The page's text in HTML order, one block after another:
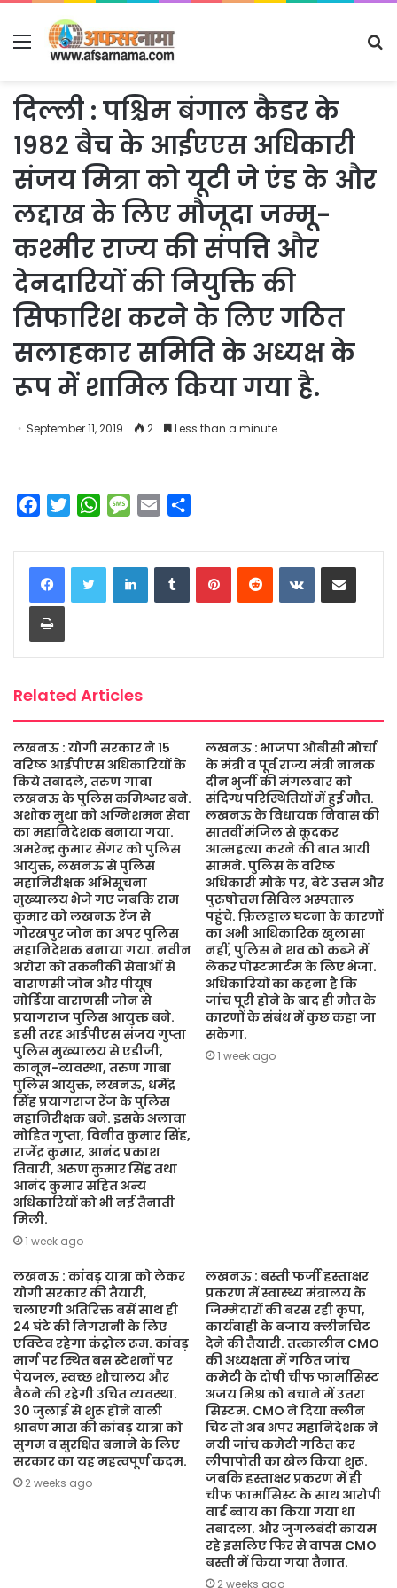
Menu
दिल्ली : पश्चिम बंगाल कैडर के
1982 बैच के आईएएस अधिकारी
संजय मित्रा को यूटी जे एंड के और
लद्दाख के लिए मौजूदा जम्मू-
कश्मीर राज्य की संपत्ति और
देनदारियों की नियुक्ति की
सिफारिश करने के लिए गठित
सलाहकार समिति के अध्यक्ष के
रूप में शामिल किया गया है.
September 11, 2019 2 Less than a minute
c
e
b
o
o
i
t
t
W
a
t
s
M
s
s
a
a
i
a
r
e
LinkedInTumblrPinterestReddit VKontakteShare via Email
Print
Related Articles
लखनऊ : योगी सरकार ने 15
वरिष्ठ आईपीएस अधिकारियों के
किये तबादले, तरुण गाबा
लखनऊ के पुलिस कमिश्नर बने.
अशोक मुथा को अग्निशमन सेवा
का महानिदेशक बनाया गया.
अमरेन्द्र कुमार सेंगर को पुलिस
आयुक्त, लखनऊ से पुलिस
महानिरीक्षक अभिसूचना
मुख्यालय भेजे गए जबकि राम
कुमार को लखनऊ रेंज से
गोरखपुर जोन का अपर पुलिस
महानिदेशक बनाया गया. नवीन
अरोरा को तकनीकी सेवाओं से
वाराणसी जोन और पीयूष
मोर्डिया वाराणसी जोन से
प्रयागराज पुलिस आयुक्त बने.
इसी तरह आईपीएस संजय गुप्ता
पुलिस मुख्यालय से एडीजी,
कानून-व्यवस्था, तरुण गाबा
पुलिस आयुक्त, लखनऊ, धर्मेंद्र
सिंह प्रयागराज रेंज के पुलिस
महानिरीक्षक बने. इसके अलावा
मोहित गुप्ता, विनीत कुमार सिंह,
राजेंद्र कुमार, आनंद प्रकाश
तिवारी, अरुण कुमार सिंह तथा
आनंद कुमार सहित अन्य
अधिकारियों को भी नई तैनाती
मिली.
1 week ago
लखनऊ : भाजपा ओबीसी मोर्चा
के मंत्री व पूर्व राज्य मंत्री नानक
दीन भुर्जी की मंगलवार को
संदिग्ध परिस्थितियों में हुई मौत.
लखनऊ के विधायक निवास की
सातवीं मंजिल से कूदकर
आत्महत्या करने की बात आयी
सामने. पुलिस के वरिष्ठ
अधिकारी मौके पर, बेटे उत्तम और
पुरुषोत्तम सिविल अस्पताल
पहुंचे. फ़िलहाल घटना के कारणों
का अभी आधिकारिक खुलासा
नहीं, पुलिस ने शव को कब्जे में
लेकर पोस्टमार्टम के लिए भेजा.
अधिकारियों का कहना है कि
जांच पूरी होने के बाद ही मौत के
कारणों के संबंध में कुछ कहा जा
सकेगा.
1 week ago
लखनऊ : कांवड़ यात्रा को लेकर
योगी सरकार की तैयारी,
चलाएगी अतिरिक्त बसें साथ ही
24 घंटे की निगरानी के लिए
एक्टिव रहेगा कंट्रोल रूम. कांवड़
मार्ग पर स्थित बस स्टेशनों पर
पेयजल, स्वच्छ शौचालय और
बैठने की रहेगी उचित व्यवस्था.
30 जुलाई से शुरू होने वाली
श्रावण मास की कांवड़ यात्रा को
सुगम व सुरक्षित बनाने के लिए
सरकार का यह महत्वपूर्ण कदम.
2 weeks ago
लखनऊ : बस्ती फर्जी हस्ताक्षर
प्रकरण में स्वास्थ्य मंत्रालय के
जिम्मेदारों की बरस रही कृपा,
कार्यवाही के बजाय क्लीनचिट
देने की तैयारी. तत्कालीन CMO
की अध्यक्षता में गठित जांच
कमेटी के दोषी चीफ फार्मासिस्ट
अजय मिश्र को बचाने में उतरा
सिस्टम. CMO ने दिया क्लीन
चिट तो अब अपर महानिदेशक ने
नयी जांच कमेटी गठित कर
लीपापोती का खेल किया शुरू.
जबकि हस्ताक्षर प्रकरण में ही
चीफ फार्मासिस्ट के साथ आरोपी
वार्ड ब्वाय का किया गया था
तबादला. और जुगलबंदी कायम
रहे इसलिए फिर से वापस CMO
बस्ती में किया गया तैनात.
2 weeks ago